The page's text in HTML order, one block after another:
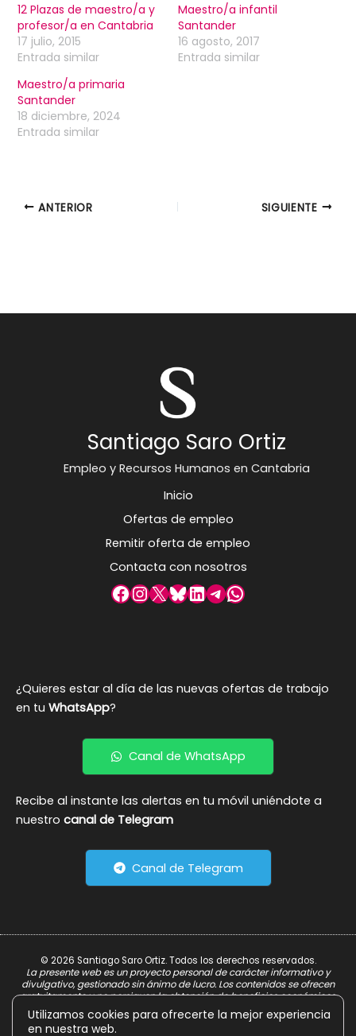
12 Plazas de maestro/a y
profesor/a en Cantabria
17 julio, 2015
Entrada similar
Maestro/a infantil
Santander
16 agosto, 2017
Entrada similar
Maestro/a primaria
Santander
18 diciembre, 2024
Entrada similar
ANTERIOR SIGUIENTE
Santiago Saro Ortiz
Empleo y Recursos Humanos en Cantabria
Inicio
Ofertas de empleo
Remitir oferta de empleo
Contacta con nosotros
Facebook
Instagram
X Bluesky
LinkedIn
Telegram
WhatsApp
¿Quieres estar al día de las nuevas ofertas de trabajo
en tu WhatsApp?
Canal de WhatsApp
Recibe al instante las alertas en tu móvil uniéndote a
nuestro canal de Telegram
Canal de Telegram
© 2026 Santiago Saro Ortiz. Todos los derechos reservados.
La presente web es un proyecto personal de carácter informativo y
divulgativo, gestionado sin ánimo de lucro. Los contenidos se ofrecen
gratuitamente y no persiguen la obtención de beneficios económicos.
Utilizamos cookies para ofrecerte la mejor experiencia
en nuestra web.